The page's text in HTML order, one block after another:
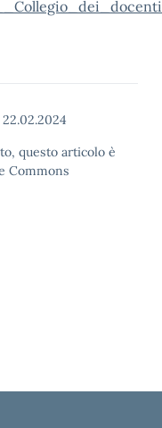
22.02.2024
questo articolo è
Commons